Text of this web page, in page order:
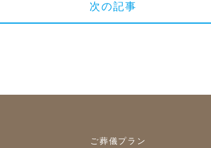
次の記事
ご葬儀プラン